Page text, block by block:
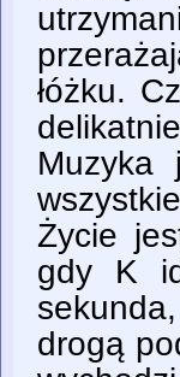
łóżku.
Muzyka
Życie
gdy K
drogą